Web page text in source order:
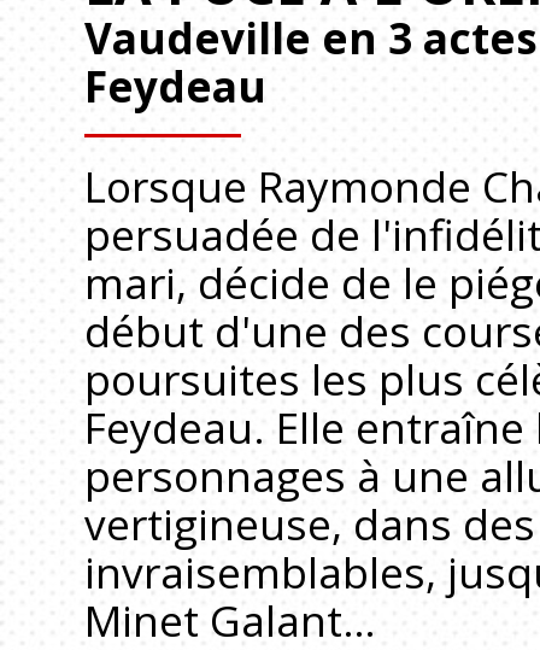
Vaudeville en 3
Feydeau
Lorsque Raymonde
persuadée de
mari, décide de le
début d'une des
poursuites les plus
Feydeau. Elle entraîne
personnages à une
vertigineuse, dans
invraisemblables,
Minet Galant…